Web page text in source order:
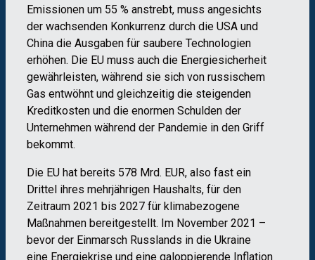
Emissionen um 55 % anstrebt, muss angesichts
der wachsenden Konkurrenz durch die USA und
China die Ausgaben für saubere Technologien
erhöhen. Die EU muss auch die Energiesicherheit
gewährleisten, während sie sich von russischem
Gas entwöhnt und gleichzeitig die steigenden
Kreditkosten und die enormen Schulden der
Unternehmen während der Pandemie in den Griff
bekommt.
Die EU hat bereits 578 Mrd. EUR, also fast ein
Drittel ihres mehrjährigen Haushalts, für den
Zeitraum 2021 bis 2027 für klimabezogene
Maßnahmen bereitgestellt. Im November 2021 –
bevor der Einmarsch Russlands in die Ukraine
eine Energiekrise und eine galoppierende Inflation